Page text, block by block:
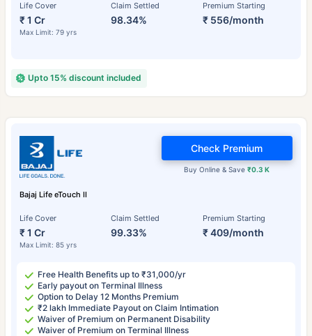
Life Cover
₹ 1 Cr
Max Limit: 79 yrs
Claim Settled
98.34%
Premium Starting
₹ 556/month
Upto 15% discount included
Bajaj Life eTouch II
Life Cover
₹ 1 Cr
Max Limit: 85 yrs
Claim Settled
99.33%
Premium Starting
₹ 409/month
Buy Online & Save₹0.3 K
Check Premium
Free Health Benefits up to ₹31,000/yr
Early payout on Terminal Illness
Option to Delay 12 Months Premium
₹2 lakh Immediate Payout on Claim Intimation
Waiver of Premium on Permanent Disability
Waiver of Premium on Terminal Illness